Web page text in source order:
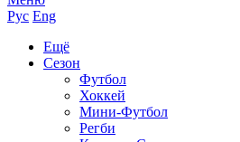
Рус Eng
Ещё
Сезон
Футбол
Хоккей
Мини-Футбол
Регби